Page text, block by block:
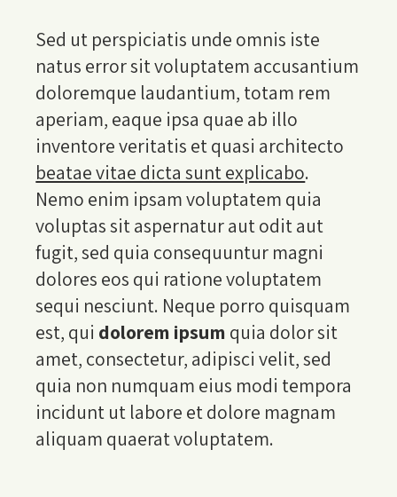
Sed ut perspiciatis unde omnis iste
natus error sit voluptatem accusantium
doloremque laudantium, totam rem
aperiam, eaque ipsa quae ab illo
inventore veritatis et quasi architecto
beatae vitae dicta sunt explicabo.
Nemo enim ipsam voluptatem quia
voluptas sit aspernatur aut odit aut
fugit, sed quia consequuntur magni
dolores eos qui ratione voluptatem
sequi nesciunt. Neque porro quisquam
est, qui dolorem ipsum quia dolor sit
amet, consectetur, adipisci velit, sed
quia non numquam eius modi tempora
incidunt ut labore et dolore magnam
aliquam quaerat voluptatem.